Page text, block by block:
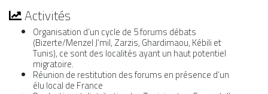
Activités
Organisation d’un cycle de 5 forums débats
(Bizerte/Menzel J’mil, Zarzis, Ghardimaou, Kébili et
Tunis), ce sont des localités ayant un haut potentiel
migratoire.
Réunion de restitution des forums en présence d’un
élu local de France